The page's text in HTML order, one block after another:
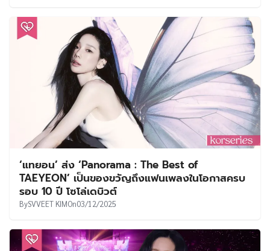
‘แทยอน’ ส่ง ‘Panorama : The Best of
TAEYEON’ เป็นของขวัญถึงแฟนเพลงในโอกาสครบ
รอบ 10 ปี โซโล่เดบิวต์
BySVVEET KIMOn03/12/2025